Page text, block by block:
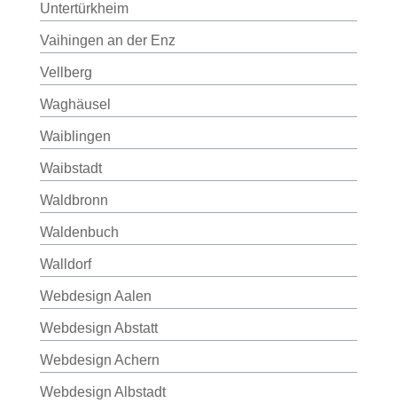
Untertürkheim
Vaihingen an der Enz
Vellberg
Waghäusel
Waiblingen
Waibstadt
Waldbronn
Waldenbuch
Walldorf
Webdesign Aalen
Webdesign Abstatt
Webdesign Achern
Webdesign Albstadt